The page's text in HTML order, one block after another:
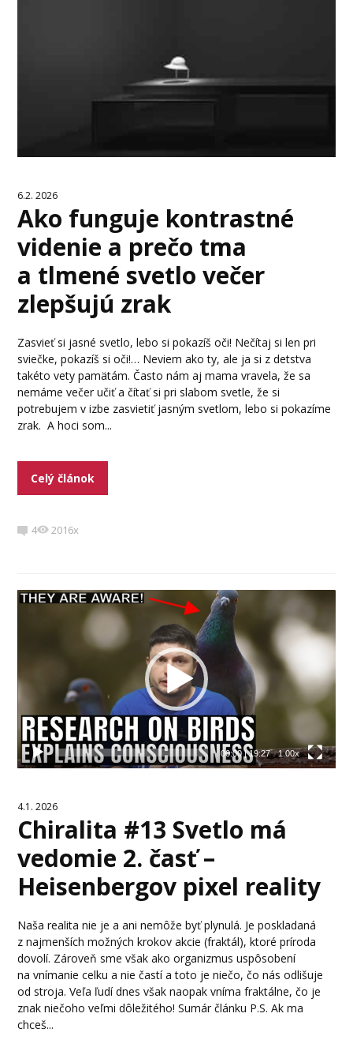
6.2. 2026
Ako funguje kontrastné
videnie a prečo tma
a tlmené svetlo večer
zlepšujú zrak
Zasvieť si jasné svetlo, lebo si pokazíš oči! Nečítaj si len pri
sviečke, pokazíš si oči!… Neviem ako ty, ale ja si z detstva
takéto vety pamätám. Často nám aj mama vravela, že sa
nemáme večer učiť a čítať si pri slabom svetle, že si
potrebujem v izbe zasvietiť jasným svetlom, lebo si pokazíme
zrak. A hoci som...
Celý článok
4 2016x
Video
00:00|19:27 1.00x
4.1. 2026
Chiralita #13 Svetlo má
vedomie 2. časť –
Heisenbergov pixel reality
Naša realita nie je a ani nemôže byť plynulá. Je poskladaná
z najmenších možných krokov akcie (fraktál), ktoré príroda
dovolí. Zároveň sme však ako organizmus uspôsobení
na vnímanie celku a nie častí a toto je niečo, čo nás odlišuje
od stroja. Veľa ľudí dnes však naopak vníma fraktálne, čo je
znak niečoho veľmi dôležitého! Sumár článku P.S. Ak ma
chceš...